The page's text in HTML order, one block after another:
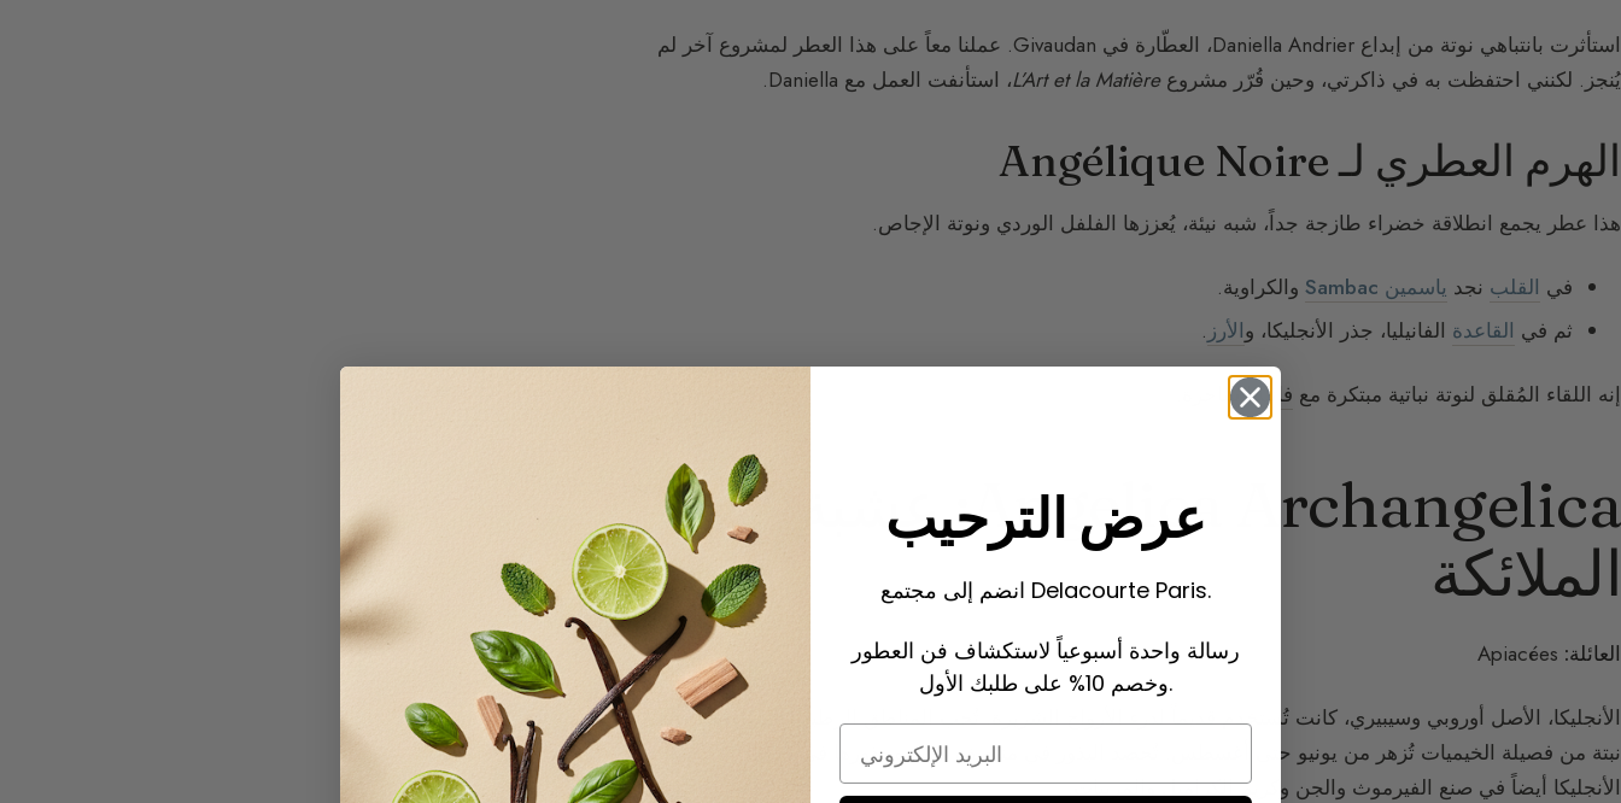
استأثرت بانتباهي نوتة من إبداع Daniella Andrier، العطّارة في Givaudan. عملنا معاً على هذا العطر لمشروع آخر لم
يُنجز. لكنني احتفظت به في ذاكرتي، وحين قُرّر مشروعL’Art et la Matière، استأنفت العمل مع Daniella.
الهرم العطري لـ Angélique Noire
هذا عطر يجمع انطلاقة خضراء طازجة جداً، شبه نيئة، يُعززها الفلفل الوردي ونوتة الإجاص.
في القلب نجد ياسمين Sambac
والكراوية.
ثم في القاعدة الفانيليا، جذر الأنجليكا، والأرز .
إنه اللقاء المُقلق لنوتة نباتية مبتكرة مع فانيلياساحرة.
Angelica Archangelica: عشبة
الملائكة
العائلة:
الأنجليكا، الأصل أوروبي وسيبيري، كانت تُستخدم قديماً لدرء الأرواح الشريرة. تُحب المناطق الرطبة والمستنقعية. وهي
نبتة من فصيلة الخيميات تُزهر من يونيو حتى أغسطس. تُحصد البذور في منتصف يوليو وجذورها في الشتاء. تدخل هذه
الأنجليكا أيضاً في صنع الفيرموث والجن وكريم الكراميل والمربيات.
عرض الترحيب
انضم إلى مجتمع Delacourte Paris.
رسالة واحدة أسبوعياً لاستكشاف فن العطور
وخصم 10% على طلبك الأول.